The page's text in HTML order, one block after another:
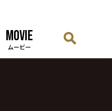
MOVIE
ムービー